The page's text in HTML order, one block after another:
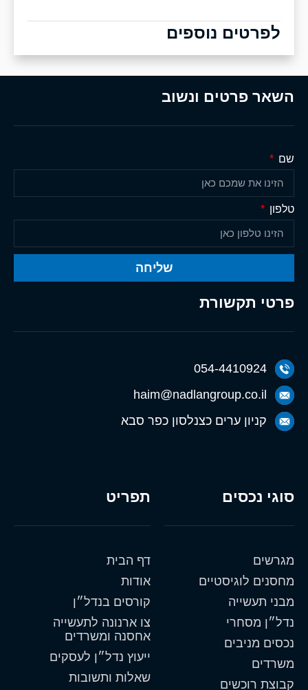
לפרטים נוספים
תפריט
דף הבית
אודות
קורסים בנדל״ן
צו ארנונה לתעשייה
אחסנה ומשרדים
ייעוץ נדל״ן לעסקים
שאלות ותשובות
סוגי נכסים
מגרשים
מחסנים לוגיסטיים
מבני תעשייה
נדל״ן מסחרי
נכסים מניבים
משרדים
קבוצת רוכשים
פרטי תקשורת
054-4410924
haim@nadlangroup.co.il
קניון ערים כצנלסון כפר סבא
השאר פרטים ונשוב
שם
טלפון
שליחה